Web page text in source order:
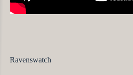
Ravenswatch